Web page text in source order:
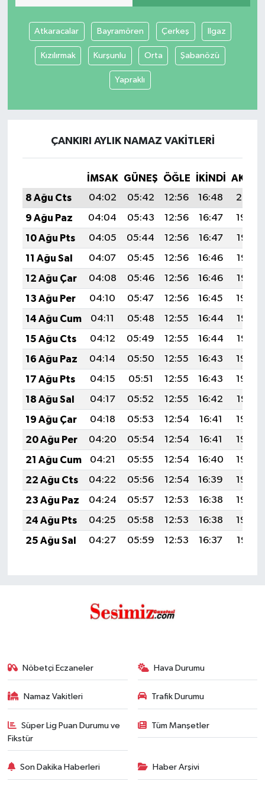
Atkaracalar Bayramören Çerkeş Ilgaz
Kızılırmak Kurşunlu Orta Şabanözü
Yapraklı
ÇANKIRI AYLIK NAMAZ VAKITLERI
İMSAK GÜNEŞ ÖĞLE İKINDI
8 Ağu Cts
04:02 05:42 12:56 16:48
20:01
9 Ağu Paz
04:04 05:43 12:56 16:47
19:59
10 Ağu Pts
04:05 05:44 12:56 16:47
19:58
11 Ağu Sal
04:07 05:45 12:56 16:46
19:57
12 Ağu Çar
04:08 05:46 12:56 16:46
19:56
13 Ağu Per
04:10 05:47 12:56 16:45
19:54
14 Ağu Cum
04:11 05:48 12:55 16:44
19:53
15 Ağu Cts
04:12 05:49 12:55 16:44
19:52
16 Ağu Paz
04:14 05:50 12:55 16:43
19:50
17 Ağu Pts
04:15 05:51 12:55 16:43
19:49
18 Ağu Sal
04:17 05:52 12:55 16:42
19:47
19 Ağu Çar
04:18 05:53 12:54 16:41
19:46
20 Ağu Per
04:20 05:54 12:54 16:41
19:44
21 Ağu Cum
04:21 05:55 12:54 16:40
19:43
22 Ağu Cts
04:22 05:56 12:54 16:39
19:42
23 Ağu Paz
04:24 05:57 12:53 16:38
19:40
24 Ağu Pts
04:25 05:58 12:53 16:38
19:39
25 Ağu Sal
04:27 05:59 12:53 16:37 19:37
Nöbetçi Eczaneler Hava Durumu
Namaz Vakitleri Trafik Durumu
Süper Lig Puan Durumu ve
Fikstür
Tüm Manşetler
Son Dakika Haberleri Haber Arşivi